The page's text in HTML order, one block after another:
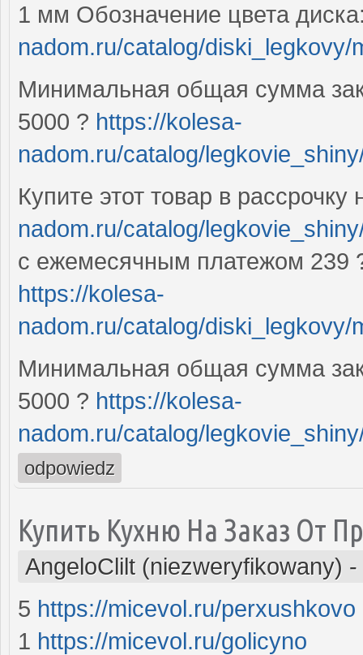
1 мм Обозначение цвета
nadom.ru/catalog/
Минимальная общая сумма
5000 ? https://kolesa-
nadom.ru/catalog/
Купите этот товар в
nadom.ru/catalog/
с ежемесячным платежом 239
https://kolesa-
nadom.ru/catalog/
Минимальная общая сумма
5000 ? https://kolesa-
nadom.ru/catalog/
odpowiedz
Купить Кухню На Заказ От
AngeloClilt (niezweryfikowany) -
5 https://micevol.ru/perxushkovo
1 https://micevol.ru/golicyno